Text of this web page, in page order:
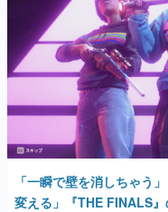
「一瞬で壁を消しちゃう
変える」『THE FINALS